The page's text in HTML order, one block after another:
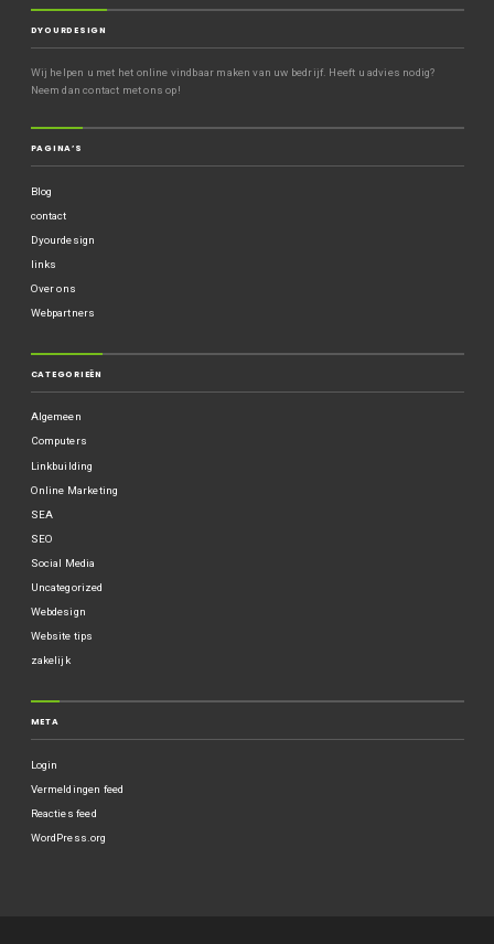
DYOURDESIGN
Wij helpen u met het online vindbaar maken van uw bedrijf. Heeft u advies nodig?
Neem dan contact met ons op!
PAGINA’S
Blog
contact
Dyourdesign
links
Over ons
Webpartners
CATEGORIEËN
Algemeen
Computers
Linkbuilding
Online Marketing
SEA
SEO
Social Media
Uncategorized
Webdesign
Website tips
zakelijk
META
Login
Vermeldingen feed
Reacties feed
WordPress.org